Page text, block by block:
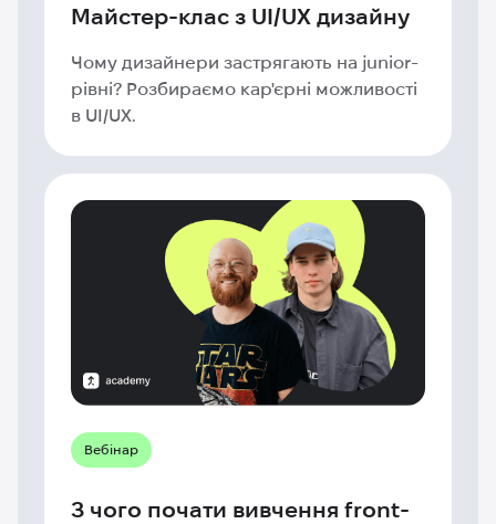
Майстер-клас з UI/UX дизайну
Чому дизайнери застрягають на junior-
рівні? Розбираємо кар'єрні можливості
в UI/UX.
Вебінар
З чого почати вивчення front-